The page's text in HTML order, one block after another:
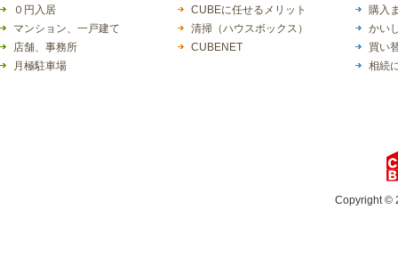
０円入居
マンション、一戸建て
店舗、事務所
月極駐車場
CUBEに任せるメリット
清掃（ハウスボックス）
CUBENET
購入
かい
買い
相続
Copyright ©